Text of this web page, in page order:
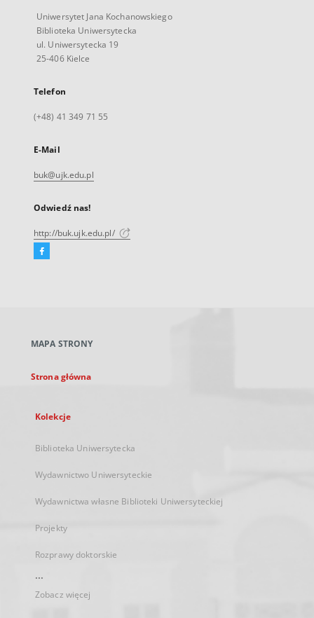
Uniwersytet Jana Kochanowskiego
Biblioteka Uniwersytecka
ul. Uniwersytecka 19
25-406 Kielce
Telefon
(+48) 41 349 71 55
E-Mail
buk@ujk.edu.pl
Odwiedź nas!
http://buk.ujk.edu.pl/
Facebook
karcie
MAPA STRONY
Strona główna
Kolekcje
Biblioteka Uniwersytecka
Wydawnictwo Uniwersyteckie
Wydawnictwa własne Biblioteki Uniwersyteckiej
Projekty
Rozprawy doktorskie
...
Zobacz więcej